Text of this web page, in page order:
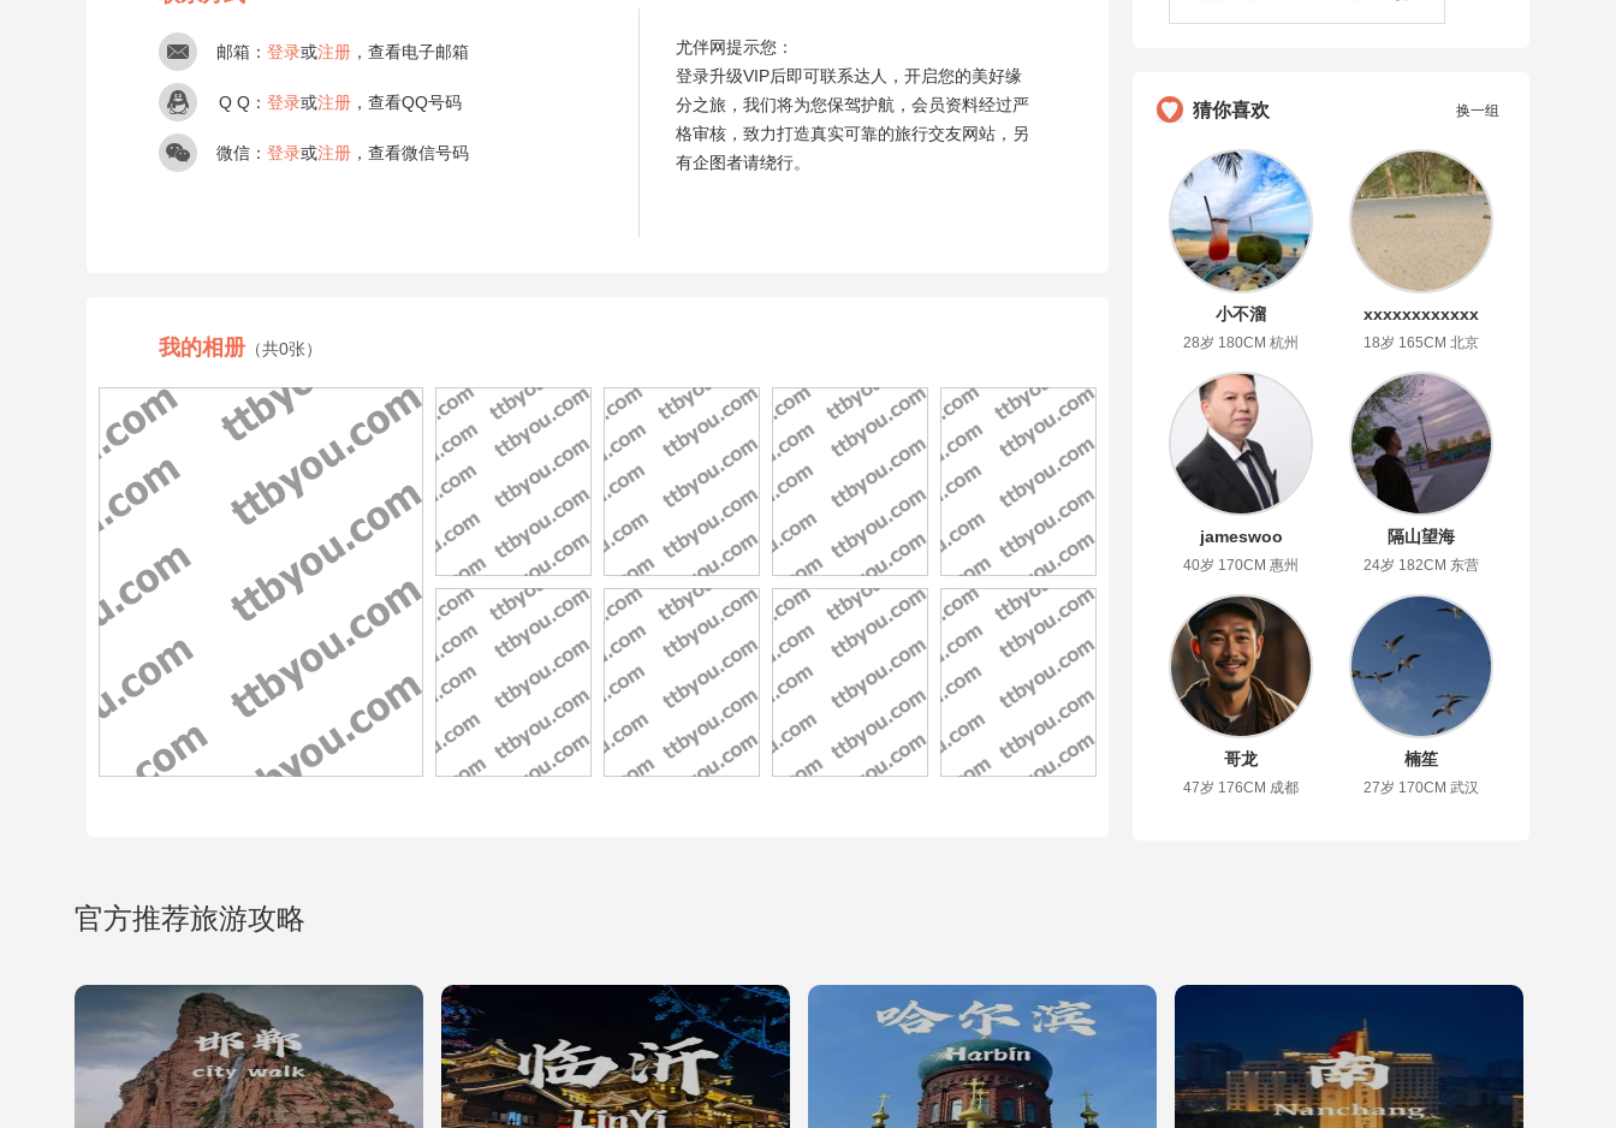
邮箱： 登录或注册 ，查看电子邮箱
Q Q： 登录或注册 ，查看QQ号码
微信： 登录或注册 ，查看微信号码
尤伴网提示您：
登录升级VIP后即可联系达人，开启您的美好缘
分之旅，我们将为您保驾护航，会员资料经过严
格审核，致力打造真实可靠的旅行交友网站，另
有企图者请绕行。
我的相册 （共0张）
猜你喜欢 换一组
小不溜
28岁 180CM 杭州
xxxxxxxxxxxx
18岁 165CM 北京
jameswoo
40岁 170CM 惠州
隔山望海
24岁 182CM 东营
哥龙
47岁 176CM 成都
楠笙
27岁 170CM 武汉
官方推荐旅游攻略